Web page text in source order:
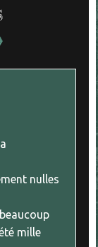
nulles
mille